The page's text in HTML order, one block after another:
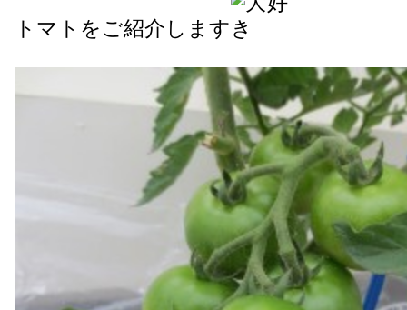
トマトをご紹介します